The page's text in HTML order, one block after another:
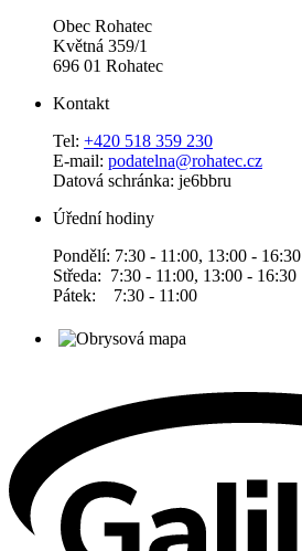
Obec Rohatec
Květná 359/1
696 01 Rohatec
Kontakt
Tel: +420 518 359 230
E-mail: podatelna@rohatec.cz
Datová schránka: je6bbru
Úřední hodiny
Pondělí: 7:30 - 11:00, 13:00 - 16:30
Středa: 7:30 - 11:00, 13:00 - 16:30
Pátek: 7:30 - 11:00